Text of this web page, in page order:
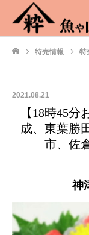
特売情報 特
2021.08.21
【18時45
成、東葉
市、佐
神